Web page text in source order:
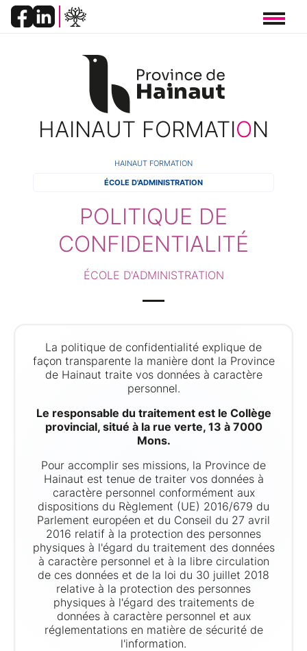
Panneau de gestion des cookies
HAINAUT FORMATION
D'ARIANE
HAINAUT FORMATION
ÉCOLE D'ADMINISTRATION
POLITIQUE DE
CONFIDENTIALITÉ
ÉCOLE D'ADMINISTRATION
La politique de confidentialité explique de
façon transparente la manière dont la Province
de Hainaut traite vos données à caractère
personnel.
Le responsable du traitement est le Collège
provincial, situé à la rue verte, 13 à 7000
Mons.
Pour accomplir ses missions, la Province de
Hainaut est tenue de traiter vos données à
caractère personnel conformément aux
dispositions du Règlement (UE) 2016/679 du
Parlement européen et du Conseil du 27 avril
2016 relatif à la protection des personnes
physiques à l'égard du traitement des données
à caractère personnel et à la libre circulation
de ces données et de la loi du 30 juillet 2018
relative à la protection des personnes
physiques à l'égard des traitements de
données à caractère personnel et aux
réglementations en matière de sécurité de
l'information.